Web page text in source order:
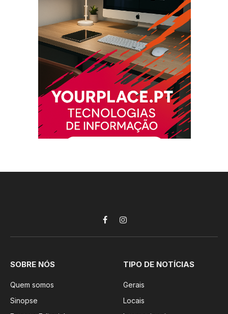
FacebookInstagram
SOBRE NÓS
Quem somos
Sinopse
TIPO DE NOTÍCIAS
Gerais
Locais